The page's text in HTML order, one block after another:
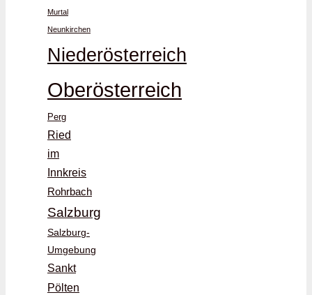
Murtal
Neunkirchen
Niederösterreich
Oberösterreich
Perg
Ried
im
Innkreis
Rohrbach
Salzburg
Salzburg-
Umgebung
Sankt
Pölten